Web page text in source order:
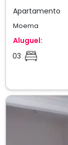
Apartamento
Moema
Aluguel:
03